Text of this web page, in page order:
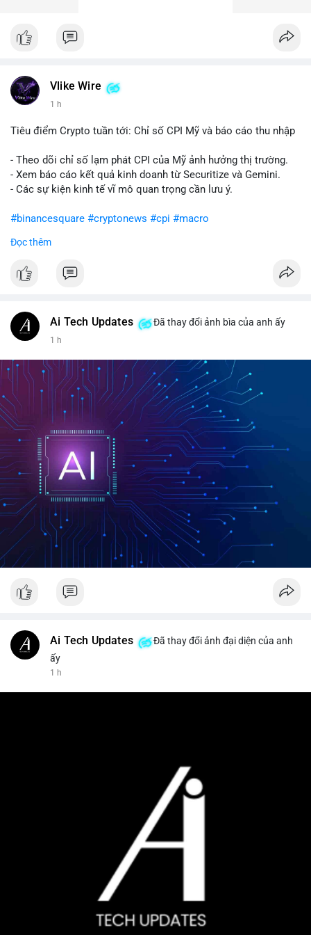
Vlike Wire
1 h
Tiêu điểm Crypto tuần tới: Chỉ số CPI Mỹ và báo cáo thu nhập
- Theo dõi chỉ số lạm phát CPI của Mỹ ảnh hưởng thị trường.
- Xem báo cáo kết quả kinh doanh từ Securitize và Gemini.
- Các sự kiện kinh tế vĩ mô quan trọng cần lưu ý.
#binancesquare #cryptonews #cpi #macro
$btc $eth
#vlikevn #titanbot
Đọc thêm
Ai Tech Updates Đã thay đổi ảnh bìa của anh ấy
1 h
Ai Tech Updates
Đã thay đổi ảnh đại diện của anh
ấy
1 h